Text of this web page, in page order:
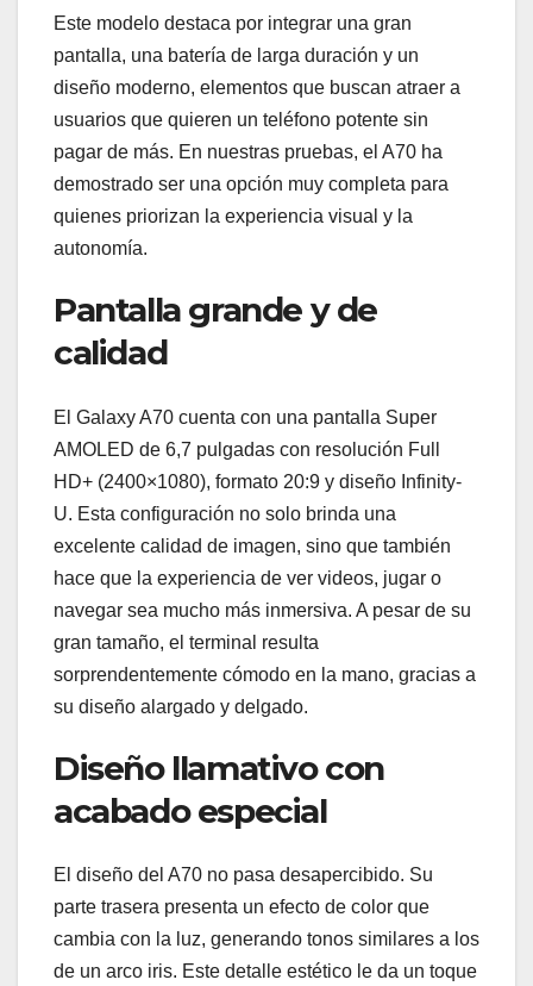
Este modelo destaca por integrar una gran
pantalla, una batería de larga duración y un
diseño moderno, elementos que buscan atraer a
usuarios que quieren un teléfono potente sin
pagar de más. En nuestras pruebas, el A70 ha
demostrado ser una opción muy completa para
quienes priorizan la experiencia visual y la
autonomía.
Pantalla grande y de
calidad
El Galaxy A70 cuenta con una pantalla Super
AMOLED de 6,7 pulgadas con resolución Full
HD+ (2400×1080), formato 20:9 y diseño Infinity-
U. Esta configuración no solo brinda una
excelente calidad de imagen, sino que también
hace que la experiencia de ver videos, jugar o
navegar sea mucho más inmersiva. A pesar de su
gran tamaño, el terminal resulta
sorprendentemente cómodo en la mano, gracias a
su diseño alargado y delgado.
Diseño llamativo con
acabado especial
El diseño del A70 no pasa desapercibido. Su
parte trasera presenta un efecto de color que
cambia con la luz, generando tonos similares a los
de un arco iris. Este detalle estético le da un toque